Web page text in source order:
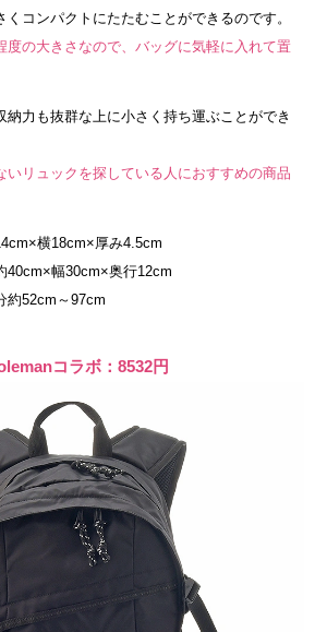
コンパクトにたたむことができるのです。
度の大きさなので、バッグに気軽に入れて置
納力も抜群な上に小さく持ち運ぶことができ
いリュックを探している人におすすめの商品
横18cm×厚み4.5cm
幅30cm×奥行12cm
～97cm
コラボ：8532円